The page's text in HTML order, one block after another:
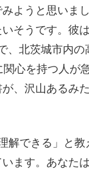
ようと思いま
そうです。彼
、北茨城市内
心を持つ人が
、沢山あるみ
解できる」と
ます。あなた